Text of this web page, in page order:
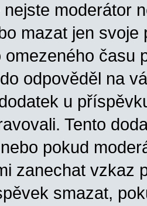
moderátor
mazat jen
omezeného
odpověděl na
u
Tento
pokud
zanechat vzkaz
smazat,